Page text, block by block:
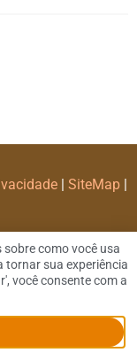
| SiteMap|
como você usa
tornar sua experiência
você consente com a